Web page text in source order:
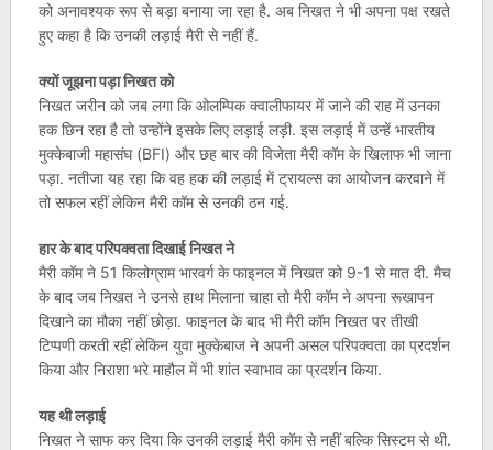
को अनावश्यक रूप से बड़ा बनाया जा रहा है. अब निखत ने भी अपना पक्ष रखते
हुए कहा है कि उनकी लड़ाई मैरी से नहीं हैं.
क्यों जूझना पड़ा निखत को
निखत जरीन को जब लगा कि ओलम्पिक क्वालीफायर में जाने की राह में उनका
हक छिन रहा है तो उन्होंने इसके लिए लड़ाई लड़ी. इस लड़ाई में उन्हें भारतीय
मुक्केबाजी महासंघ (BFI) और छह बार की विजेता मैरी कॉम के खिलाफ भी जाना
पड़ा. नतीजा यह रहा कि वह हक की लड़ाई में ट्रायल्स का आयोजन करवाने में
तो सफल रहीं लेकिन मैरी कॉम से उनकी ठन गई.
हार के बाद परिपक्वता दिखाई निखत ने
मैरी कॉम ने 51 किलोग्राम भारवर्ग के फाइनल में निखत को 9-1 से मात दी. मैच
के बाद जब निखत ने उनसे हाथ मिलाना चाहा तो मैरी कॉम ने अपना रूखापन
दिखाने का मौका नहीं छोड़ा. फाइनल के बाद भी मैरी कॉम निखत पर तीखी
टिप्पणी करती रहीं लेकिन युवा मुक्केबाज ने अपनी असल परिपक्वता का प्रदर्शन
किया और निराशा भरे माहौल में भी शांत स्वाभाव का प्रदर्शन किया.
यह थी लड़ाई
निखत ने साफ कर दिया कि उनकी लड़ाई मैरी कॉम से नहीं बल्कि सिस्टम से थी.